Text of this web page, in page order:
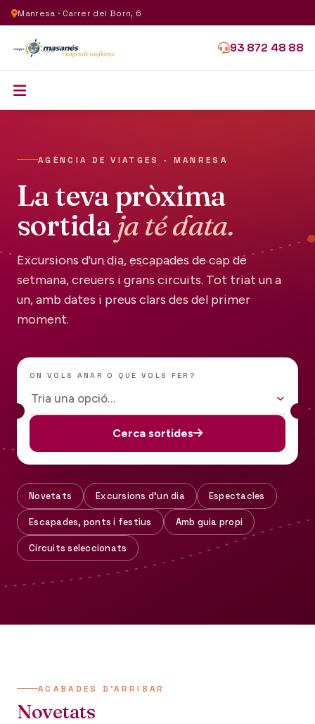
Manresa · Carrer del Born, 6
93 872 48 88
AGÈNCIA DE VIATGES · MANRESA
La teva pròxima
sortidaja té data.
Excursions d'un dia, escapades de cap de
setmana, creuers i grans circuits. Tot triat un a
un, amb dates i preus clars des del primer
moment.
ON VOLS ANAR O QUÈ VOLS FER?
Tria una opció…
Cerca sortides
Novetats Excursions d'un dia Espectacles
Escapades, ponts i festius Amb guia propi
Circuits seleccionats
ACABADES D'ARRIBAR
Novetats